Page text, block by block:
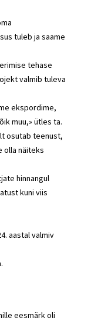
tuleb ja saame
tehase
valmib tuleva
ekspordime,
muu,» ütles ta.
osutab teenust,
olla näiteks
hinnangul
kuni viis
aastal valmiv
eesmärk oli